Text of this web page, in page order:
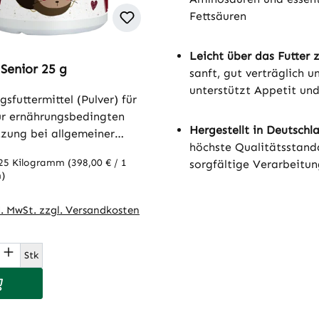
25 g
(Pulver) für
ernährungsbedingten
bei allgemeiner
ein natürliches
für Katzen
den Körper des Tieres
Kräutern, Vitamin E,
Fettsäuren und Eisen.
ist besonders
um
Kilogramm (398,00 € / 1
Preis:
MwSt. zzgl. Versandkosten
Anzahl: Gib den gewünschten Wert
Stk
Warenkorb
Fettsäuren
Leicht über das Futter
sanft, gut verträglich
unterstützt Appetit
Hergestellt in
höchste
sorgfältige